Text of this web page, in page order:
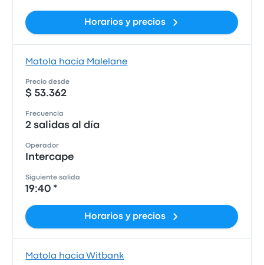
Horarios y precios
Matola hacia Malelane
Precio desde
$ 53.362
Frecuencia
2 salidas al día
Operador
Intercape
Siguiente salida
19:40 *
Horarios y precios
Matola hacia Witbank